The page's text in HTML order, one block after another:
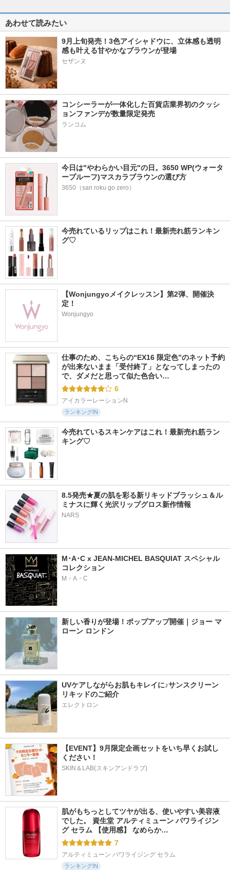
あわせて読みたい
9月上旬発売！3色アイシャドウに、立体感も透明
感も叶える甘やかなブラウンが登場
コンシーラーが一体化した百貨店業界初のクッシ
ョンファンデが数量限定発売
ランコム
今日は"やわらかい目元"の日。3650 WP(ウォータ
ープルーフ)マスカラブラウンの選び方
3650（san roku go zero）
今売れているリップはこれ！最新売れ筋ランキン
グ♡
【Wonjungyoメイクレッスン】第2弾、開催決
定！
Wonjungyo
仕事のため、こちらの“EX16 限定色”のネット予約
が出来ないまま「受付終了」となってしまったの
で、ダメだと思って似た色合い…
6
アイカラーレーションN
ランキングIN
今売れているスキンケアはこれ！最新売れ筋ラン
キング♡
8.5発売★夏の肌を彩る新リキッドブラッシュ＆ル
ミナスに輝く光沢リップグロス新作情報
NARS
M･A･C x JEAN-MICHEL BASQUIAT スペシャル
コレクション
M・A・C
新しい香りが登場！ポップアップ開催｜ジョー マ
ローン ロンドン
UVケアしながらお肌もキレイに♪サンスクリーン
リキッドのご紹介
エレクトロン
【EVENT】9月限定企画セットをいち早くお試し
ください！
SKIN＆LAB(スキンアンドラブ)
肌がもちっとしてツヤが出る、使いやすい美容液
でした。 資生堂 アルティミューン パワライジン
グ セラム 【使用感】 なめらか…
7
アルティミューン パワライジング セラム
ランキングIN